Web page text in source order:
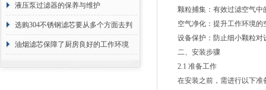
液压泵过滤器的保养与维护
选购304不锈钢滤芯要从多个方面去判
断
油烟滤芯保障了厨房良好的工作环境
颗粒捕集：有效过滤空气中
空气净化：提升工作环境的
设备保护：防止细小颗粒对
二、安装步骤
2.1 准备工作
在安装之前，需进行以下准